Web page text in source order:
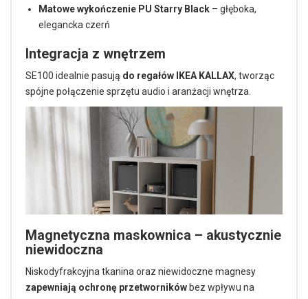
Matowe wykończenie PU Starry Black – głęboka,
elegancka czerń
Integracja z wnętrzem
SE100 idealnie pasują do regałów IKEA KALLAX, tworząc
spójne połączenie sprzętu audio i aranżacji wnętrza.
Magnetyczna maskownica – akustycznie
niewidoczna
Niskodyfrakcyjna tkanina oraz niewidoczne magnesy
zapewniają ochronę przetworników bez wpływu na